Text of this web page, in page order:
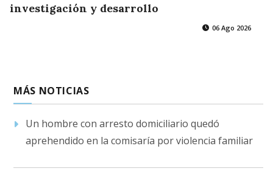
investigación y desarrollo
06 Ago 2026
MÁS NOTICIAS
Un hombre con arresto domiciliario quedó
aprehendido en la comisaría por violencia familiar